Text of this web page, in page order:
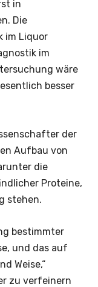
in
Die
im Liquor
im
wäre
besser
der
Aufbau von
die
Proteine,
stehen.
bestimmter
und das auf
Weise,“
zu verfeinern